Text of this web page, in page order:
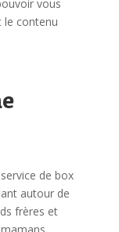
vous
le contenu
de box
autour de
frères et